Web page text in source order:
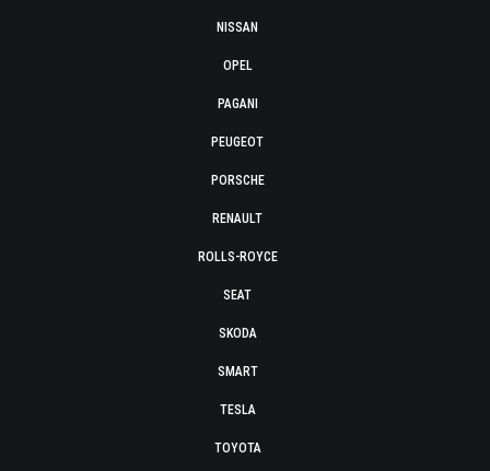
NISSAN
OPEL
PAGANI
PEUGEOT
PORSCHE
RENAULT
ROLLS-ROYCE
SEAT
SKODA
SMART
TESLA
TOYOTA